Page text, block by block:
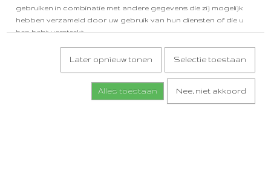
gebruiken in combinatie met andere gegevens die zij mogelijk
hebben verzameld door uw gebruik van hun diensten of die u
hen hebt verstrekt.
Later opnieuw tonen Selectie toestaan
Alles toestaan Nee, niet akkoord